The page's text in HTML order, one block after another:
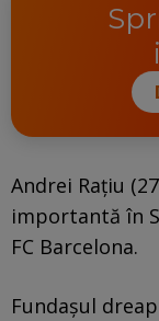
Andrei Rațiu
importantă în
FC Barcelona.
Fundașul